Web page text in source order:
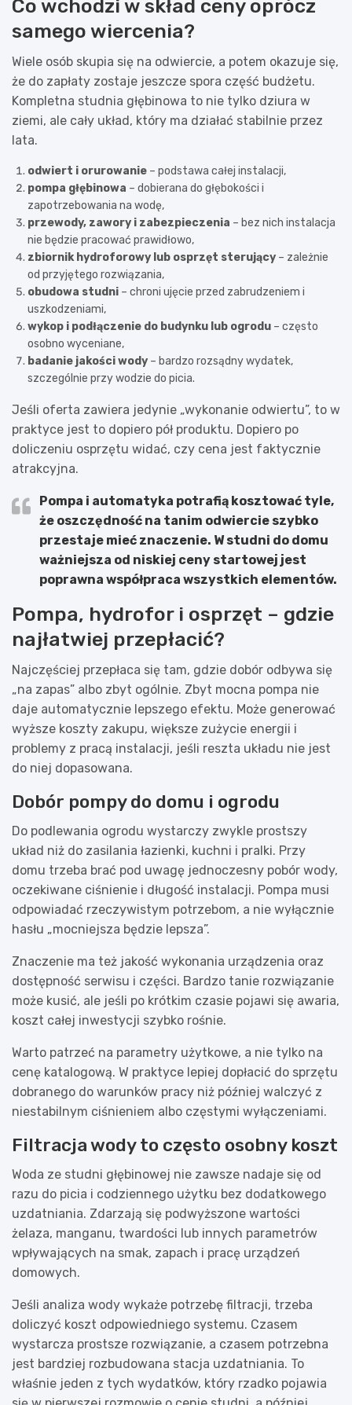
Co wchodzi w skład ceny oprócz
samego wiercenia?
Wiele osób skupia się na odwiercie, a potem okazuje się,
że do zapłaty zostaje jeszcze spora część budżetu.
Kompletna studnia głębinowa to nie tylko dziura w
ziemi, ale cały układ, który ma działać stabilnie przez
lata.
odwiert i orurowanie – podstawa całej instalacji,
pompa głębinowa – dobierana do głębokości i
zapotrzebowania na wodę,
przewody, zawory i zabezpieczenia – bez nich instalacja
nie będzie pracować prawidłowo,
zbiornik hydroforowy lub osprzęt sterujący – zależnie
od przyjętego rozwiązania,
obudowa studni – chroni ujęcie przed zabrudzeniem i
uszkodzeniami,
wykop i podłączenie do budynku lub ogrodu – często
osobno wyceniane,
badanie jakości wody – bardzo rozsądny wydatek,
szczególnie przy wodzie do picia.
Jeśli oferta zawiera jedynie „wykonanie odwiertu”, to w
praktyce jest to dopiero pół produktu. Dopiero po
doliczeniu osprzętu widać, czy cena jest faktycznie
atrakcyjna.
Pompa i automatyka potrafią kosztować tyle,
że oszczędność na tanim odwiercie szybko
przestaje mieć znaczenie. W studni do domu
ważniejsza od niskiej ceny startowej jest
poprawna współpraca wszystkich elementów.
Pompa, hydrofor i osprzęt – gdzie
najłatwiej przepłacić?
Najczęściej przepłaca się tam, gdzie dobór odbywa się
„na zapas” albo zbyt ogólnie. Zbyt mocna pompa nie
daje automatycznie lepszego efektu. Może generować
wyższe koszty zakupu, większe zużycie energii i
problemy z pracą instalacji, jeśli reszta układu nie jest
do niej dopasowana.
Dobór pompy do domu i ogrodu
Do podlewania ogrodu wystarczy zwykle prostszy
układ niż do zasilania łazienki, kuchni i pralki. Przy
domu trzeba brać pod uwagę jednoczesny pobór wody,
oczekiwane ciśnienie i długość instalacji. Pompa musi
odpowiadać rzeczywistym potrzebom, a nie wyłącznie
hasłu „mocniejsza będzie lepsza”.
Znaczenie ma też jakość wykonania urządzenia oraz
dostępność serwisu i części. Bardzo tanie rozwiązanie
może kusić, ale jeśli po krótkim czasie pojawi się awaria,
koszt całej inwestycji szybko rośnie.
Warto patrzeć na parametry użytkowe, a nie tylko na
cenę katalogową. W praktyce lepiej dopłacić do sprzętu
dobranego do warunków pracy niż później walczyć z
niestabilnym ciśnieniem albo częstymi wyłączeniami.
Filtracja wody to często osobny koszt
Woda ze studni głębinowej nie zawsze nadaje się od
razu do picia i codziennego użytku bez dodatkowego
uzdatniania. Zdarzają się podwyższone wartości
żelaza, manganu, twardości lub innych parametrów
wpływających na smak, zapach i pracę urządzeń
domowych.
Jeśli analiza wody wykaże potrzebę filtracji, trzeba
doliczyć koszt odpowiedniego systemu. Czasem
wystarcza prostsze rozwiązanie, a czasem potrzebna
jest bardziej rozbudowana stacja uzdatniania. To
właśnie jeden z tych wydatków, który rzadko pojawia